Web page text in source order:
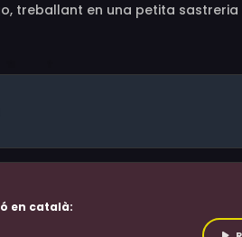
treballant en una petita sastreria
al seu voltant que la poden
en català: